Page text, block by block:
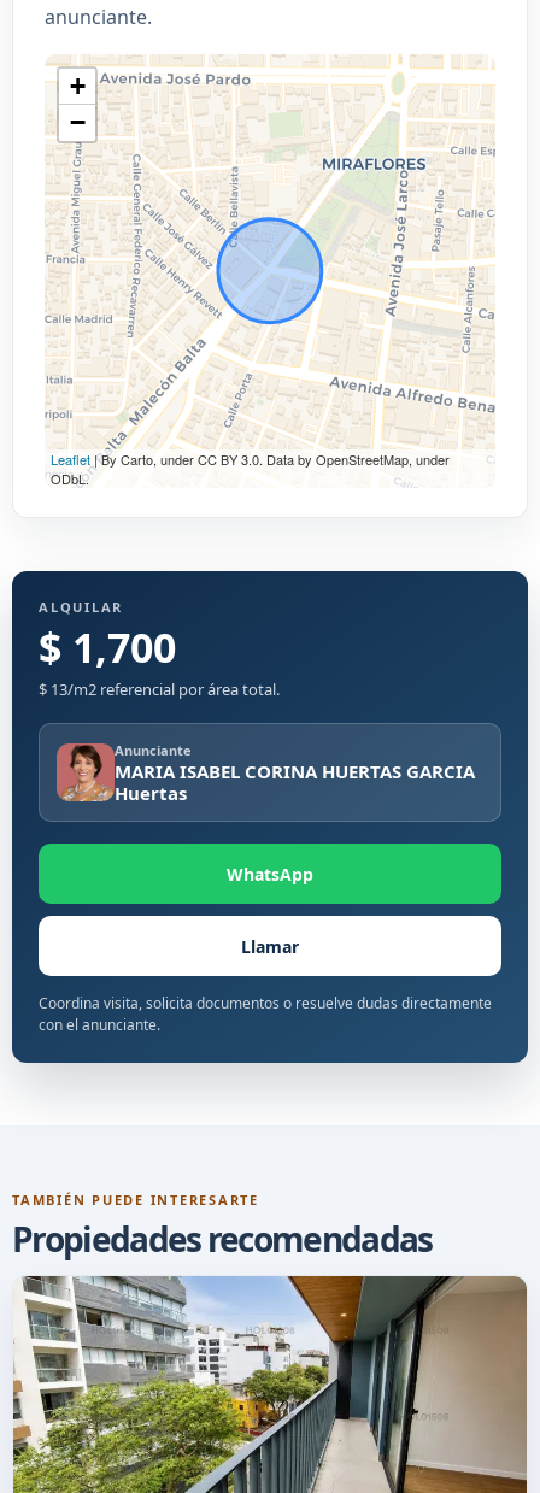
anunciante.
+
−
Leaflet | By Carto, under CC BY 3.0. Data by OpenStreetMap, under
ODbL.
ALQUILAR
$ 1,700
$ 13/m2 referencial por área total.
Anunciante
MARIA ISABEL CORINA HUERTAS GARCIA
Huertas
WhatsApp
Llamar
Coordina visita, solicita documentos o resuelve dudas directamente
con el anunciante.
TAMBIÉN PUEDE INTERESARTE
Propiedades recomendadas